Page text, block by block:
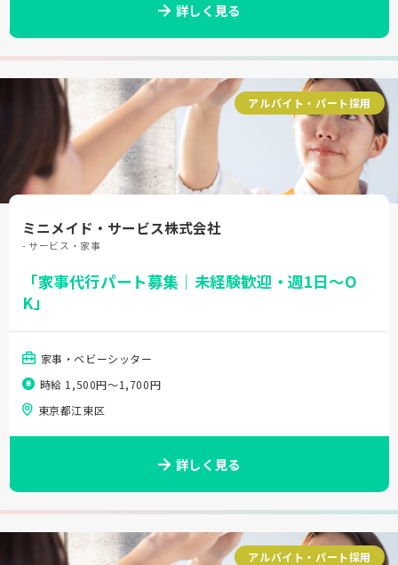
詳しく見る
アルバイト・パート採用
ミニメイド・サービス株式会社
- サービス・家事
「家事代行パート募集｜未経験歓迎・週1日～O
K」
家事・ベビーシッター
時給 1,500円〜1,700円
東京都江東区
詳しく見る
アルバイト・パート採用